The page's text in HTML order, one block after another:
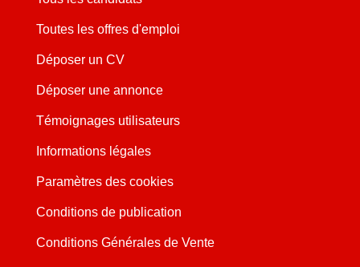
Toutes les offres d'emploi
Déposer un CV
Déposer une annonce
Témoignages utilisateurs
Informations légales
Paramètres des cookies
Conditions de publication
Conditions Générales de Vente